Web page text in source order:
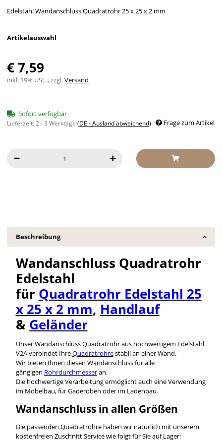
Edelstahl Wandanschluss Quadratrohr 25 x 25 x 2 mm
Artikelauswahl
€ 7,59
inkl. 19% USt. , zzgl.Versand
Sofort verfügbar
Lieferzeit:2 - 3 Werktage (DE - Ausland abweichend) Frage zum Artikel
Beschreibung
Wandanschluss Quadratrohr
Edelstahl
für Quadratrohr Edelstahl 25
x 25 x 2 mm, Handlauf
& Geländer
Unser Wandanschluss Quadratrohr aus hochwertigem Edelstahl
V2A verbindet IhreQuadratrohrestabil an einer Wand.
Wir bieten Ihnen diesen Wandanschluss für alle
gängigen Rohrdurchmesseran.
Die hochwertige Verarbeitung ermöglicht auch eine Verwendung
im Möbelbau, für Gaderoben oder im Ladenbau.
Wandanschluss in allen Größen
Die passenden Quadratrohre haben wir natürlich mit unserem
kostenfreien Zuschnitt Service wie folgt für Sie auf Lager: